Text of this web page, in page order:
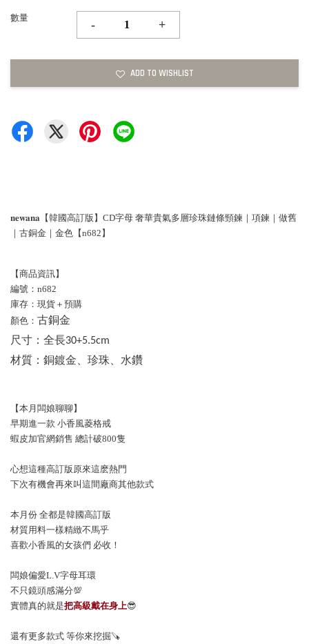
數量
- +
ADD TO WISHLIST
𝐧𝐞𝐰𝐚𝐧𝐚【韓國高訂版】CD字母 奢華貴氣多層珍珠鏈條頸鍊｜項鍊｜做舊
｜古銅金｜金色【n682】
【商品資訊】
編號：n682
庫存：現貨＋預購
顏色： 古銅金
尺寸： 全長30+5.5cm
材質： 銅鍍金、珍珠、水鑽
【本月闆娘聊聊】
早期進一款 小香風菱格戒
蝦皮加官網銷售 總計破800隻
心想這種高訂版原來這麽熱門
下次有機會再來叫這間廠商其他款式
本月份 全都是韓國高訂版
材質用料一樣精緻不馬乎
喜歡小香風的女孩們 必收！
闆娘偏愛L.V字母耳環
不只鏡頭感滿分💯
實體真的就是把高級戴在身上😎
還有更多款式 等你來挖掘🪚